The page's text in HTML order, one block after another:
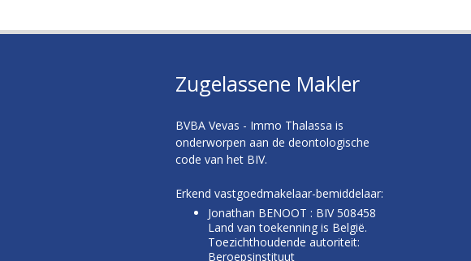
Zugelassene Makler
BVBA Vevas - Immo Thalassa is
onderworpen aan de deontologische
code van het BIV.
Erkend vastgoedmakelaar-bemiddelaar:
Jonathan BENOOT : BIV 508458
Land van toekenning is België.
Toezichthoudende autoriteit:
Beroepsinstituut